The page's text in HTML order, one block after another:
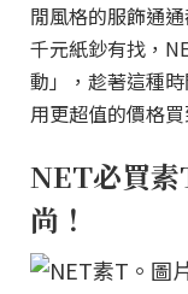
閒風格的服飾通
千元紙鈔有找，
動」，趁著這種
用更超值的價格
NET必買
尚！